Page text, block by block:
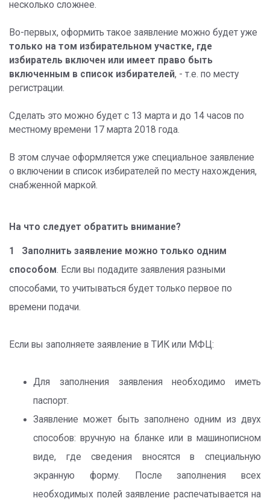
несколько сложнее.
Во-первых, оформить такое заявление можно будет уже
только на том избирательном участке, где
избиратель включен или имеет право быть
включенным в список избирателей, - т.е. по месту
регистрации.
Сделать это можно будет с 13 марта и до 14 часов по
местному времени 17 марта 2018 года.
В этом случае оформляется уже специальное заявление
о включении в список избирателей по месту нахождения,
снабженной маркой.
На что следует обратить внимание?
1 Заполнить заявление можно только одним
способом. Если вы подадите заявления разными
способами, то учитываться будет только первое по
времени подачи.
Если вы заполняете заявление в ТИК или МФЦ:
Для заполнения заявления необходимо иметь
паспорт.
Заявление может быть заполнено одним из двух
способов: вручную на бланке или в машинописном
виде, где сведения вносятся в специальную
экранную форму. После заполнения всех
необходимых полей заявление распечатывается на